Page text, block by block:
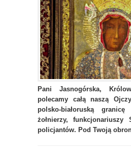
Pani Jasnogórska,
polecamy całą naszą
polsko-białoruską
żołnierzy, funkcjonariuszy
policjantów. Pod Twoją